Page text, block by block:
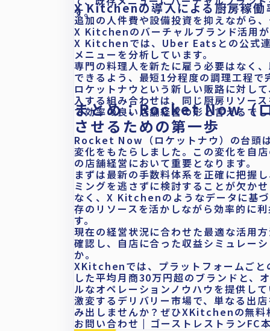
す。
X Kitchenの導入による厨房稼働
追加の人件費や設備投資を抑えながら
X Kitchenのバーチャルブランド活用
X Kitchenでは、Uber Eatsとの公式連
メニューを分析しています。
専門の料理人を新たに雇う必要はなく
できるよう、最短1分程度の調理工程
ロケットナウという新しい販路に対し
入する組み合わせは、同じ厨房リソー
で効率の良い店舗経営の形と言えるで
まとめ：Rocket Now（
させるための第一歩
Rocket Now（ロケットナウ）の台頭
変化をもたらしました。この変化を自
の店舗経営において重要となります。
まずは最新の手数料体系を正確に把握
ミングを逃さずに検討することが欠か
なく、X Kitchenのようなデータに基
存のリソースを活かしながら効率的に
す。
現在の経営状況に合わせた最適な活用
確認し、自店に合った収益シミュレー
か。
XKitchenでは、プラットフォームごと
した平均月商30万円超のブランドと、
ルなオペレーションノウハウを提供し
激変するデリバリー市場で、単なる出
み出しませんか？ぜひXKitchenの無料
お問い合わせ | ゴーストレストラン